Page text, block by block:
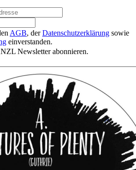
AGB, derDatenschutzerklärung sowie
einverstanden.
Newsletter abonnieren.